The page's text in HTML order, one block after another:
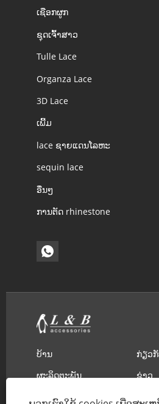
ເຊືອກຜູກ
ຊຸດເຈົ້າສາວ
Tulle Lace
Organza Lace
3D Lace
ເພີ້ມ
lace ຊາຍແດນໂລຫະ
sequin lace
ອື່ນໆ
ການຕັດ rhinestone
ບ້ານ
ກ່ຽວ​
ຜະລິດຕະພັນ
ຂ່າວ
ດາວໂຫຼດ
ສົ່ງສ